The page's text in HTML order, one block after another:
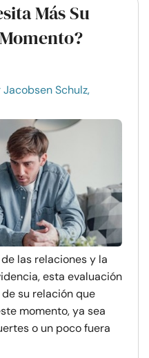
Más Su
Schulz,
las relaciones y la
esta evaluación
su relación que
momento, ya sea
o un poco fuera